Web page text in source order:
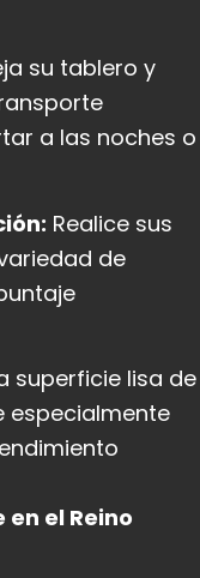
su tablero y
a las noches o
Realice sus
de
superficie lisa de
especialmente
el Reino